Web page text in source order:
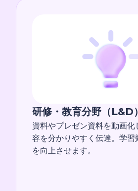
研修・教育分野（L&D）
資料やプレゼン資料を動画化
容を分かりやすく伝達。学習
を向上させます。